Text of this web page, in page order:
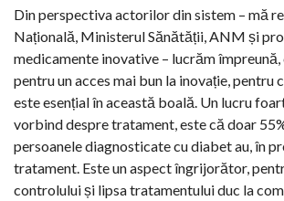
Din perspectiva actorilor din sistem – mă
Națională, Ministerul Sănătății, ANM și
medicamente inovative – lucrăm
pentru un acces mai bun la inovație, pentru
este esențial în această boală. Un lucru
vorbind despre tratament, este că doar
persoanele diagnosticate cu diabet au, în
tratament. Este un aspect îngrijorător,
controlului și lipsa tratamentului duc la